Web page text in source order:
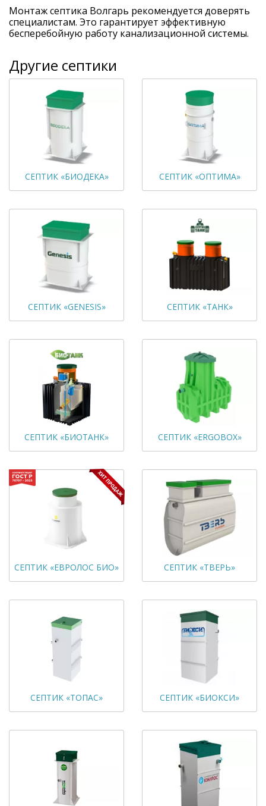
Монтаж септика Волгарь рекомендуется доверять
специалистам. Это гарантирует эффективную
бесперебойную работу канализационной системы.
Другие септики
СЕПТИК «БИОДЕКА» СЕПТИК «ОПТИМА»
СЕПТИК «GENESIS» СЕПТИК «ТАНК»
СЕПТИК «БИОТАНК» СЕПТИК «ERGOBOX»
СЕПТИК «ЕВРОЛОС БИО» СЕПТИК «ТВЕРЬ»
СЕПТИК «ТОПАС» СЕПТИК «БИОКСИ»